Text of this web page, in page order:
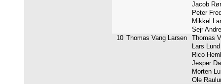
Jacob
Peter
Mikkel
Sejr
10 Thomas Vang Larsen
Thomas
Lars
Rico
Jesper
Morten
Ole